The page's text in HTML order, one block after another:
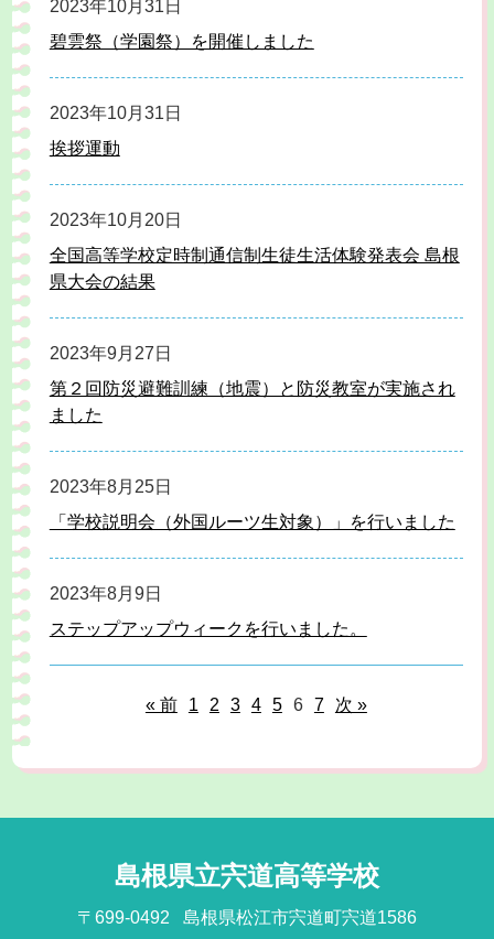
2023年10月31日
碧雲祭（学園祭）を開催しました
2023年10月31日
挨拶運動
2023年10月20日
全国高等学校定時制通信制生徒生活体験発表会 島根
県大会の結果
2023年9月27日
第２回防災避難訓練（地震）と防災教室が実施され
ました
2023年8月25日
「学校説明会（外国ルーツ生対象）」を行いました
2023年8月9日
ステップアップウィークを行いました。
« 前 1 2 3 4 5 6 7 次 »
島根県立宍道高等学校
〒699-0492 島根県松江市宍道町宍道1586